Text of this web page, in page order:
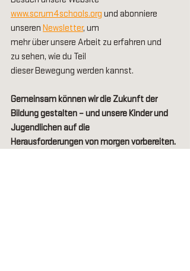
www.scrum4schools.org und abonniere
unseren Newsletter, um
mehr über unsere Arbeit zu erfahren und
zu sehen, wie du Teil
dieser Bewegung werden kannst.
Gemeinsam können wir die Zukunft der
Bildung gestalten – und unsere Kinder und
Jugendlichen auf die
Herausforderungen von morgen vorbereiten.